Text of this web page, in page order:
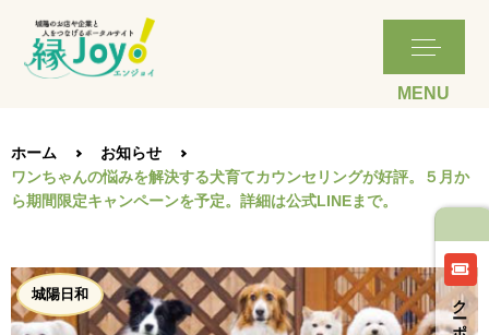
ホーム
お知らせ
ワンちゃんの悩みを解決する犬育てカウンセリングが好評。５月か
ら期間限定キャンペーンを予定。詳細は公式LINEまで。
城陽日和